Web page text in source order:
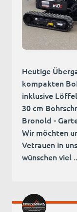
Heutige
kompakten
inklusive
30 cm
Bronold -
Wir möchten
Vetrauen in
wünschen viel